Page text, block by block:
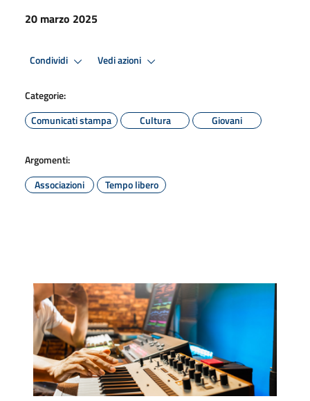
20 marzo 2025
Condividi Vedi azioni
Categorie:
Comunicati stampa
Cultura Giovani
Argomenti:
Associazioni
Tempo libero